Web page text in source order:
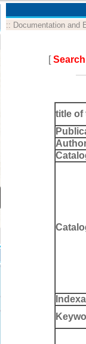
:: Documentation and
[
title of